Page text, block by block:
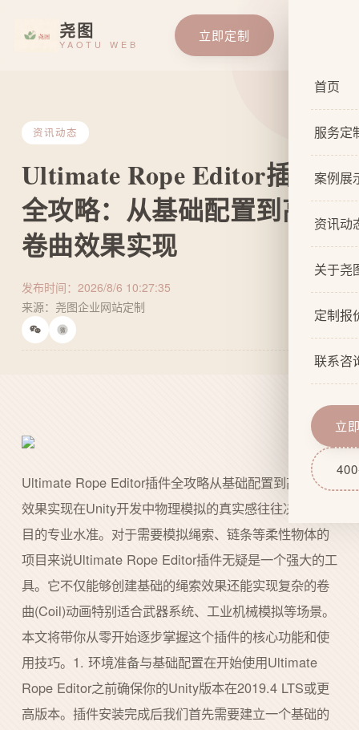
尧图
YAOTU WEB
立即定制
首页
服务定
服务
基础
自适
网站
网站
案例展
资讯动
关于尧
关于
设计
技术
定制报
联系咨
立
资讯动态
Ultimate Rope Editor插件
全攻略：从基础配置到高级
卷曲效果实现
发布时间：2026/8/6 10:27:35
来源：尧图企业网站定制
微
Ultimate Rope Editor插件全攻略从基础配置到高级卷曲
效果实现在Unity开发中物理模拟的真实感往往决定了项
目的专业水准。对于需要模拟绳索、链条等柔性物体的
项目来说Ultimate Rope Editor插件无疑是一个强大的工
具。它不仅能够创建基础的绳索效果还能实现复杂的卷
曲(Coil)动画特别适合武器系统、工业机械模拟等场景。
本文将带你从零开始逐步掌握这个插件的核心功能和使
用技巧。1. 环境准备与基础配置在开始使用Ultimate
Rope Editor之前确保你的Unity版本在2019.4 LTS或更
高版本。插件安装完成后我们首先需要建立一个基础的